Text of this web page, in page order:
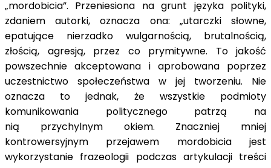
„mordobicia”. Przeniesiona na grunt języka polityki,
zdaniem autorki, oznacza ona: „utarczki słowne,
epatujące nierzadko wulgarnością, brutalnością,
złością, agresją, przez co prymitywne. To jakość
powszechnie akceptowana i aprobowana poprzez
uczestnictwo społeczeństwa w jej tworzeniu. Nie
oznacza to jednak, że wszystkie podmioty
komunikowania politycznego patrzą na
nią przychylnym okiem. Znaczniej mniej
kontrowersyjnym przejawem mordobicia jest
wykorzystanie frazeologii podczas artykulacji treści